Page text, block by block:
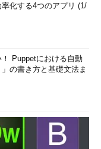
化する4つのアプリ (1/
Puppetにおける自動
の書き方と基礎文法ま